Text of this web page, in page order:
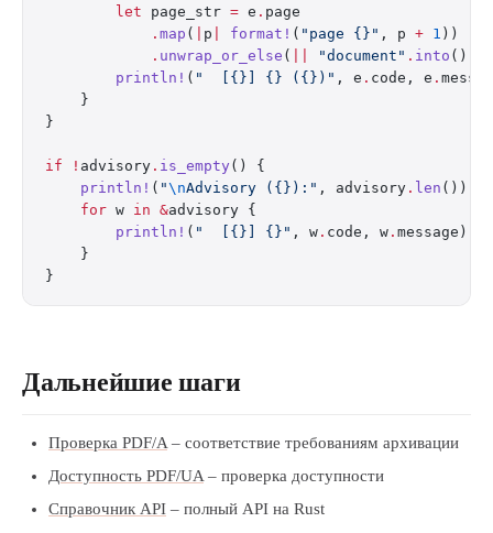
        let
page_str = e . page
            .
map ( p format! ( "page {}" , p + 1 ))
            .
unwrap_or_else ( "document" . into ());
        println!
( "  [{}] {} ({})" , e . code, e .
    }
}
if ! advisory . is_empty () {
    println!
( "\nAdvisory ({}):" , advisory . len ());
    for
w in &advisory {
        println!
( "  [{}] {}" , w . code, w . message);
    }
}
Дальнейшие шаги
Проверка PDF/A – соответствие требованиям архивации
Доступность PDF/UA – проверка доступности
Справочник API – полный API на Rust